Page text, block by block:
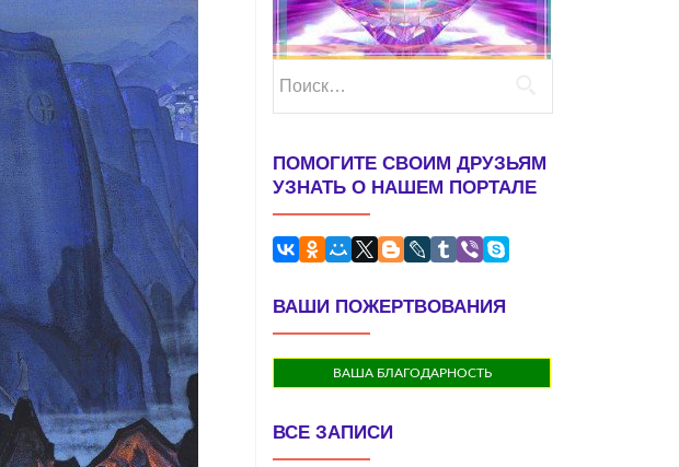
ПОМОГИТЕ СВОИМ ДРУЗЬЯМ
УЗНАТЬ О НАШЕМ ПОРТАЛЕ
ВАШИ ПОЖЕРТВОВАНИЯ
ВАША БЛАГОДАРНОСТЬ
ВСЕ ЗАПИСИ